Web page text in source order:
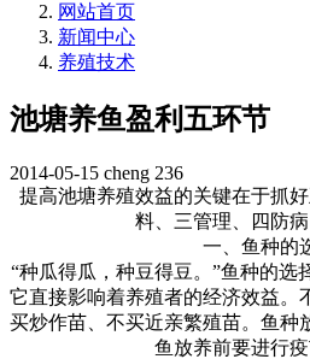
网站首页
新闻中心
养殖技术
池塘养鱼盈利五环节
2014-05-15 cheng 236
提高池塘养殖效益的关键在于抓
料、三管理、四防病
一、鱼种的
“种瓜得瓜，种豆得豆。 ”鱼种的选
它直接影响着养殖者的经济效益。
买炒作苗、不买近亲繁殖苗。鱼种
鱼放养前要进行疫